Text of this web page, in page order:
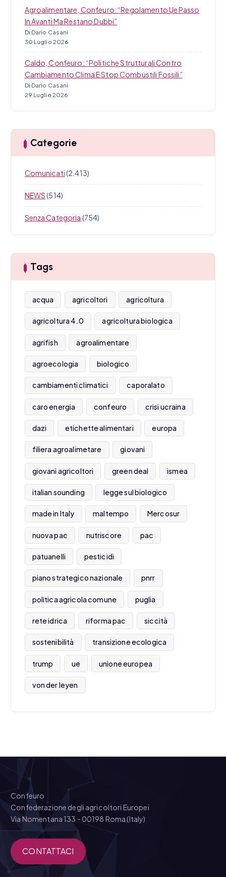
Agroalimentare, Confeuro: “Regolamento Ue Passo
In Avanti Ma Restano Dubbi”
Di Dario Casani
30 Luglio 2026
Caldo, Confeuro: “Politiche Strutturali Contro
Cambiamento Clima E Stop Combustili Fossili”
Di Dario Casani
29 Luglio 2026
Categorie
Comunicati(2.413)
NEWS(514)
Senza Categoria (754)
Tags
acqua agricoltori agricoltura
agricoltura 4.0 agricoltura biologica
agrifish agroalimentare
agroecologia biologico
cambiamenti climatici caporalato
caro energia confeuro crisi ucraina
dazi etichette alimentari europa
filiera agroalimetare giovani
giovani agricoltori green deal ismea
italian sounding legge sul biologico
made in Italy maltempo Mercosur
nuova pac nutriscore pac
patuanelli pesticidi
piano strategico nazionale pnrr
politica agricola comune puglia
rete idrica riforma pac siccità
sostenibilità transizione ecologica
trump ue unione europea
von der leyen
Confeuro
Confederazione degli agricoltori Europei
Via Nomentana 133 - 00198 Roma (Italy)
CONTATTACI